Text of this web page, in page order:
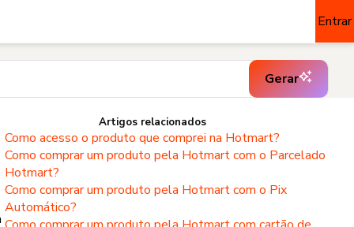
Entrar
Gerar
Artigos relacionados
Como acesso o produto que comprei na Hotmart?
Como comprar um produto pela Hotmart com o Parcelado
Hotmart?
Como comprar um produto pela Hotmart com o Pix
Automático?